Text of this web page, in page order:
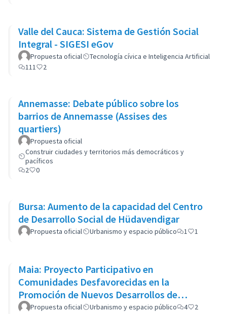
Valle del Cauca: Sistema de Gestión Social
Integral - SIGESI eGov
Propuesta oficial
Tecnología cívica e Inteligencia Artificial
111
2
Annemasse: Debate público sobre los
barrios de Annemasse (Assises des
quartiers)
Propuesta oficial
Construir ciudades y territorios más democráticos y
pacíficos
2
0
Bursa: Aumento de la capacidad del Centro
de Desarrollo Social de Hüdavendigar
Propuesta oficial Urbanismo y espacio público 1 1
Maia: Proyecto Participativo en
Comunidades Desfavorecidas en la
Promoción de Nuevos Desarrollos de
Vivienda Pública
Propuesta oficial Urbanismo y espacio público 4 2